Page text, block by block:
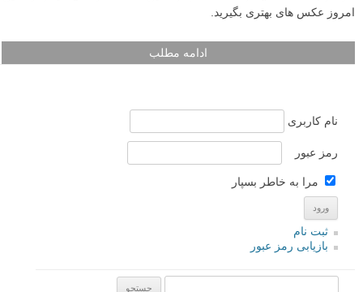
امروز عکس های بهتری بگیرید.
ادامه مطلب
نام کاربری
رمز عبور
مرا به خاطر بسپار
ثبت نام
بازیابی رمز عبور